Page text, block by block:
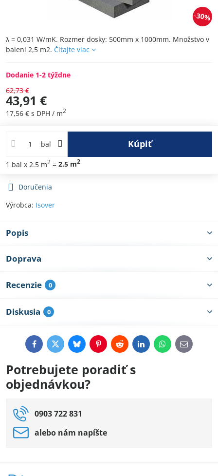
30%
λ = 0,031 W/mK. Rozmer dosky: 500mm x 1000mm. Množstvo v
balení 2,5 m2. Čítajte viac
Dodanie 1-2 týždne
62,73 €
43,91 €
17,56 € s DPH / m2
bal Kúpiť
1 bal x 2.5 m2 = 2.5 m2
Doručenia
Výrobca: Isover
Popis
Doprava
Recenzie 0
Diskusia 0
FacebookTwitterBlueskyPinterestRedditLinkedInWhatsApp
E-
mail
Potrebujete poradiť s
objednávkou?
0903 722 831
alebo nám napíšte